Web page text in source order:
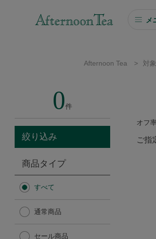
メ
ソーシャルギフト
カタログギフト
Afternoon Tea TEAROOM
Afternoon Tea TEAROOM
Afternoon Tea > 対
0件
絞り込み
商品タイプ
すべて
通常商品
セール商品
オフ
ご指